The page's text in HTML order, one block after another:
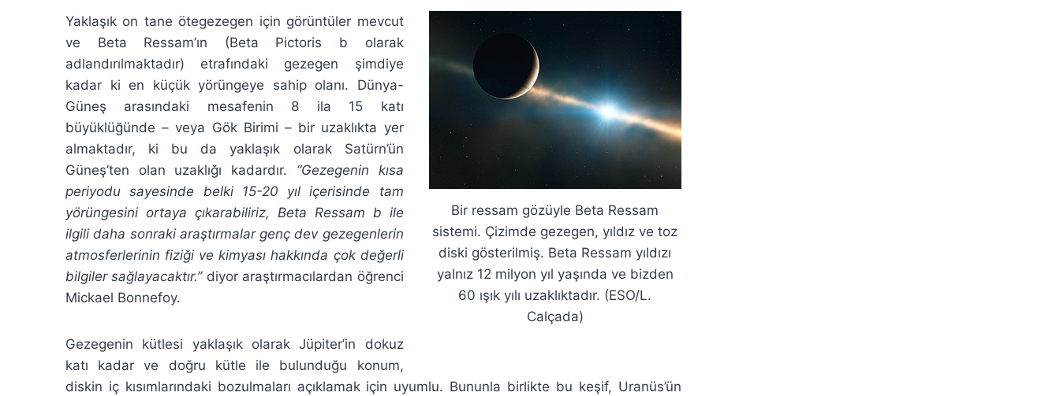
Bir ressam gözüyle Beta Ressam
sistemi. Çizimde gezegen, yıldız ve toz
diski gösterilmiş. Beta Ressam yıldızı
yalnız 12 milyon yıl yaşında ve bizden
60 ışık yılı uzaklıktadır. (ESO/L.
Calçada)
Yaklaşık on tane ötegezegen için görüntüler mevcut
ve Beta Ressam’ın (Beta Pictoris b olarak
adlandırılmaktadır) etrafındaki gezegen şimdiye
kadar ki en küçük yörüngeye sahip olanı. Dünya-
Güneş arasındaki mesafenin 8 ila 15 katı
büyüklüğünde – veya Gök Birimi – bir uzaklıkta yer
almaktadır, ki bu da yaklaşık olarak Satürn’ün
Güneş’ten olan uzaklığı kadardır. “Gezegenin kısa
periyodu sayesinde belki 15-20 yıl içerisinde tam
yörüngesini ortaya çıkarabiliriz, Beta Ressam b ile
ilgili daha sonraki araştırmalar genç dev gezegenlerin
atmosferlerinin fiziği ve kimyası hakkında çok değerli
bilgiler sağlayacaktır.” diyor araştırmacılardan öğrenci
Mickael Bonnefoy.
Gezegenin kütlesi yaklaşık olarak Jüpiter’in dokuz
katı kadar ve doğru kütle ile bulunduğu konum,
diskin iç kısımlarındaki bozulmaları açıklamak için uyumlu. Bununla birlikte bu keşif, Uranüs’ün